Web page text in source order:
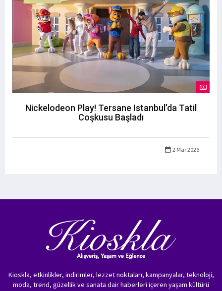
Nickelodeon Play! Tersane Istanbul’da Tatil
Coşkusu Başladı
2 Mar 2026
Kioskla, etkinlikler, indirimler, lezzet noktaları, kampanyalar, teknoloji,
moda, trend, güzellik ve sanata dair haberleri içeren yaşam kültürü